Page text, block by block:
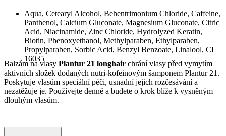
Aqua, Cetearyl Alcohol, Behentrimonium Chloride, Caffeine,
Panthenol, Calcium Gluconate, Magnesium Gluconate, Citric
Acid, Niacinamide, Zinc Chloride, Hydrolyzed Keratin,
Biotin, Phenoxyethanol, Methylparaben, Ethylparaben,
Propylparaben, Sorbic Acid, Benzyl Benzoate, Linalool, CI
16035
Balzám na vlasy Plantur 21 longhair chrání vlasy před vymytím
aktivních složek dodaných nutri-kofeinovým šamponem Plantur 21.
Poskytuje vlasům speciální péči, usnadní jejich rozčesávání a
nezatěžuje je. Používejte denně a budete o krok blíže k vysněným
dlouhým vlasům.